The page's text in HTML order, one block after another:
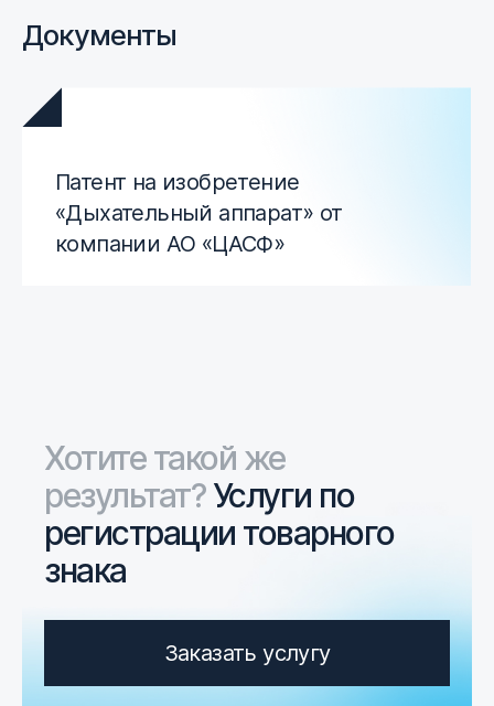
Документы
Патент на изобретение
«Дыхательный аппарат» от
компании АО «ЦАСФ»
Хотите такой же
результат?Услуги по
регистрации товарного
знака
Заказать услугу